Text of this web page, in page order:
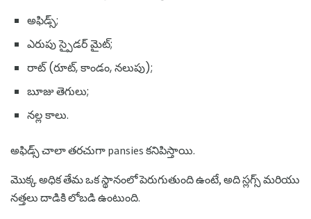
అఫిడ్స్;
ఎరుపు స్పైడర్ మైట్;
రాట్ (రూట్, కాండం, నలుపు);
బూజు తెగులు;
నల్ల కాలు.
అఫిడ్స్ చాలా తరచుగా pansies కనిపిస్తాయి.
మొక్క అధిక తేమ ఒక స్థానంలో పెరుగుతుంది ఉంటే, అది స్లగ్స్ మరియు
నత్తలు దాడికి లోబడి ఉంటుంది.